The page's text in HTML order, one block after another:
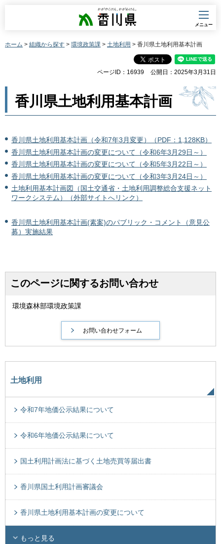
香川県
メニュー
ホーム > 組織から探す > 環境政策課 > 土地利用 > 香川県土地利用基本計画
ページID：16939 公開日：2025年3月31日
香川県土地利用基本計画
香川県土地利用基本計画（令和7年3月変更）（PDF：1,128KB）
香川県土地利用基本計画の変更について（令和6年3月29日～）
香川県土地利用基本計画の変更について（令和5年3月22日～）
香川県土地利用基本計画の変更について（令和3年3月24日～）
土地利用基本計画図（国土交通省・土地利用調整総合支援ネット
ワークシステム）（外部サイトへリンク）
香川県土地利用基本計画(素案)のパブリック・コメント（意見公
募）実施結果
このページに関するお問い合わせ
環境森林部環境政策課
土地利用
令和7年地価公示結果について
令和6年地価公示結果について
国土利用計画法に基づく土地売買等届出書
香川県国土利用計画審議会
香川県土地利用基本計画の変更について
もっと見る